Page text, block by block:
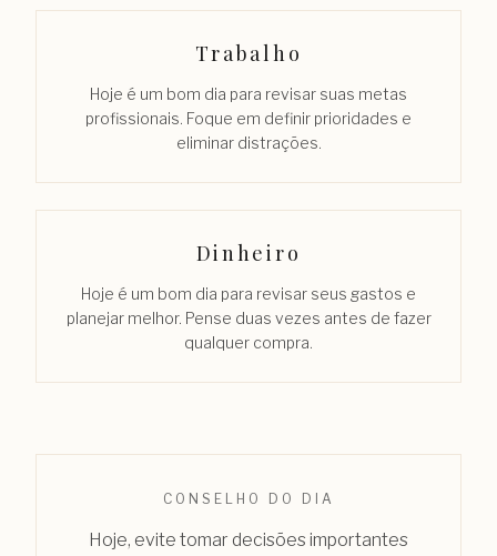
Trabalho
Hoje é um bom dia para revisar suas metas
profissionais. Foque em definir prioridades e
eliminar distrações.
Dinheiro
Hoje é um bom dia para revisar seus gastos e
planejar melhor. Pense duas vezes antes de fazer
qualquer compra.
CONSELHO DO DIA
Hoje, evite tomar decisões importantes